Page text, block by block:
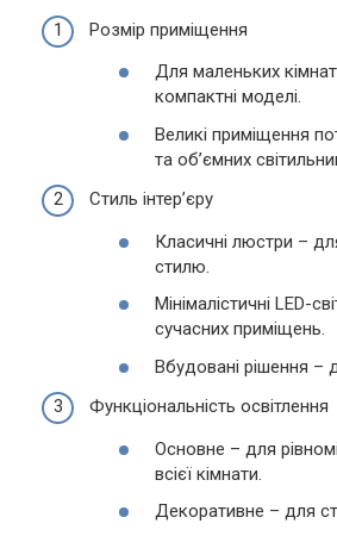
Розмір приміщення
Для маленьких
компактні моделі.
Великі приміщення
та об’ємних
Стиль інтер’єру
Класичні люстри –
стилю.
Мінімалістичні LED-
сучасних приміщень.
Вбудовані рішення –
Функціональність освітлення
Основне – для
всієї кімнати.
Декоративне – для